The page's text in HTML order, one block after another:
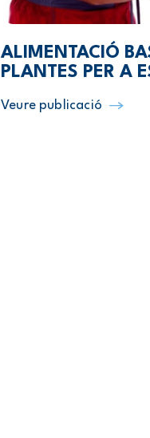
ALIMENTACIÓ
PLANTES PER A
Veure publicació